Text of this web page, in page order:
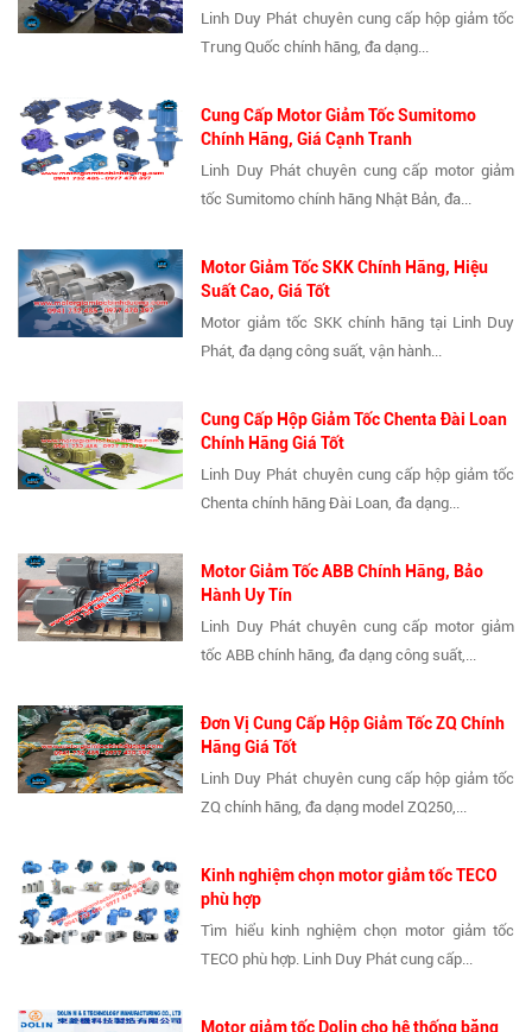
Linh Duy Phát chuyên cung cấp hộp giảm tốc
Trung Quốc chính hãng, đa dạng...
Cung Cấp Motor Giảm Tốc Sumitomo
Chính Hãng, Giá Cạnh Tranh
Linh Duy Phát chuyên cung cấp motor giảm
tốc Sumitomo chính hãng Nhật Bản, đa...
Motor Giảm Tốc SKK Chính Hãng, Hiệu
Suất Cao, Giá Tốt
Motor giảm tốc SKK chính hãng tại Linh Duy
Phát, đa dạng công suất, vận hành...
Cung Cấp Hộp Giảm Tốc Chenta Đài Loan
Chính Hãng Giá Tốt
Linh Duy Phát chuyên cung cấp hộp giảm tốc
Chenta chính hãng Đài Loan, đa dạng...
Motor Giảm Tốc ABB Chính Hãng, Bảo
Hành Uy Tín
Linh Duy Phát chuyên cung cấp motor giảm
tốc ABB chính hãng, đa dạng công suất,...
Đơn Vị Cung Cấp Hộp Giảm Tốc ZQ Chính
Hãng Giá Tốt
Linh Duy Phát chuyên cung cấp hộp giảm tốc
ZQ chính hãng, đa dạng model ZQ250,...
Kinh nghiệm chọn motor giảm tốc TECO
phù hợp
Tìm hiểu kinh nghiệm chọn motor giảm tốc
TECO phù hợp. Linh Duy Phát cung cấp...
Motor giảm tốc Dolin cho hệ thống băng